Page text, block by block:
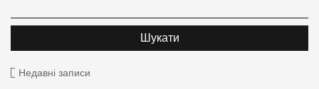
Недавні записи